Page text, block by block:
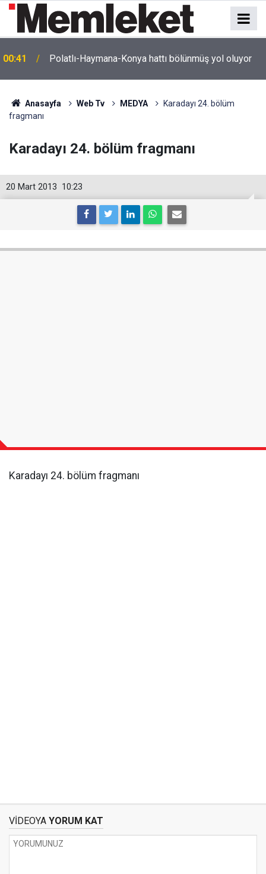
00:41 Polatlı-Haymana-Konya hattı bölünmüş yol oluyor
Anasayfa Web Tv MEDYA
Karadayı 24. bölüm
fragmanı
Karadayı 24. bölüm fragmanı
10:23
20 Mart 2013
Karadayı 24. bölüm fragmanı
VİDEOYA YORUM KAT